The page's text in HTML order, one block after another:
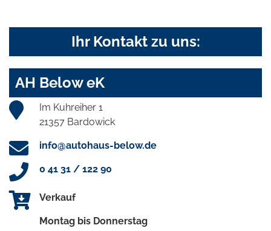
Ihr Kontakt zu uns:
AH Below eK
Im Kuhreiher 1
21357 Bardowick
info@autohaus-below.de
0 41 31 / 122 90
Verkauf
Montag bis Donnerstag